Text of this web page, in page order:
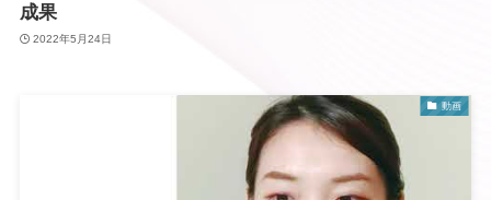
成果
2022年5月24日
動画